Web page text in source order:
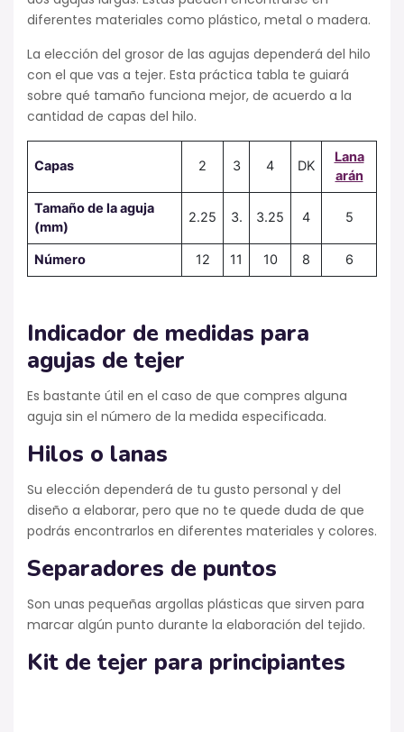
diferentes materiales como plástico, metal o madera.
La elección del grosor de las agujas dependerá del hilo
con el que vas a tejer. Esta práctica tabla te guiará
sobre qué tamaño funciona mejor, de acuerdo a la
cantidad de capas del hilo.
Capas 2 3 4 DK
Lana
arán
Tamaño de la aguja
(mm)
2.25 3. 3.25 4 5
Número 12 11 10 8 6
Indicador de medidas para
agujas de tejer
Es bastante útil en el caso de que compres alguna
aguja sin el número de la medida especificada.
Hilos o lanas
Su elección dependerá de tu gusto personal y del
diseño a elaborar, pero que no te quede duda de que
podrás encontrarlos en diferentes materiales y colores.
Separadores de puntos
Son unas pequeñas argollas plásticas que sirven para
marcar algún punto durante la elaboración del tejido.
Kit de tejer para principiantes